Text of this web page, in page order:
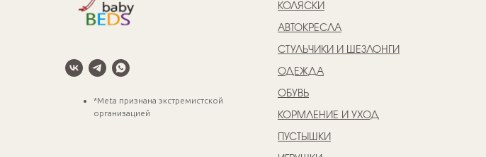
*Meta признана экстремистской
организацией
КОЛЯСКИ
АВТОКРЕСЛА
СТУЛЬЧИКИ И ШЕЗЛОНГИ
ОДЕЖДА
ОБУВЬ
КОРМЛЕНИЕ И УХОД
ПУСТЫШКИ